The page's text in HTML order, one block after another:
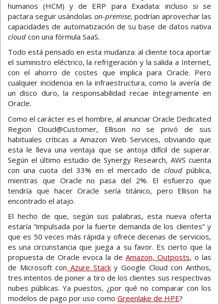
humanos (HCM) y de ERP para Exadata: incluso si se
pactara seguir usándolas on-premise, podrían aprovechar las
capacidades de automatización de su base de datos nativa
cloud con una fórmula SaaS.
Todo está pensado en esta mudanza: al cliente toca aportar
el suministro eléctrico, la refrigeración y la salida a Internet,
con el ahorro de costes que implica para Oracle. Pero
cualquier incidencia en la infraestructura, como la avería de
un disco duro, la responsabilidad recae íntegramente en
Oracle.
Como el carácter es el hombre, al anunciar Oracle Dedicated
Region Cloud@Customer, Ellison no se privó de sus
habituales críticas a Amazon Web Services, obviando que
esta le lleva una ventaja que se antoja difícil de superar.
Según el último estudio de Synergy Research, AWS cuenta
con una cuota del 33% en el mercado de cloudpública,
mientras que Oracle no pasa del 2%. El esfuerzo que
tendría que hacer Oracle sería titánico, pero Ellison ha
encontrado el atajo.
El hecho de que, según sus palabras, esta nueva oferta
estaría “impulsada por la fuerte demanda de los clientes” y
que es 50 veces más rápida y ofrece decenas de servicios,
es una circunstancia que juega a su favor. Es cierto que la
propuesta de Oracle evoca la de Amazon, Outposts, o las
de Microsoft con Azure Stacky Google Cloud con Anthos,
tres intentos de poner a tiro de los clientes sus respectivas
nubes públicas. Ya puestos, ¿por qué no comparar con los
modelos de pago por uso como Greenlake de HPE?